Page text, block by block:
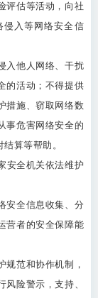
评估等活动，向社
侵入等网络安全信
入他人网络、干扰
的活动；不得提供
措施、窃取网络数
事危害网络安全的
算等帮助。
安全机关依法维护
安全信息收集、分
营者的安全保障能
规范和协作机制，
险警示，支持、